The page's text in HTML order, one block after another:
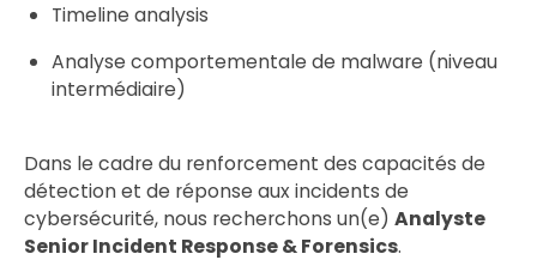
Timeline analysis
Analyse comportementale de malware (niveau
intermédiaire)
Dans le cadre du renforcement des capacités de
détection et de réponse aux incidents de
cybersécurité, nous recherchons un(e) Analyste
Senior Incident Response & Forensics.